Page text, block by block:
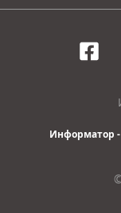
Информатор